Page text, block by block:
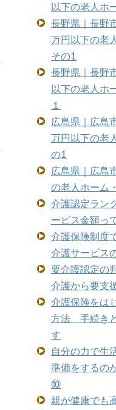
以下の老人ホ
長野県｜長野
万円以下の老
その1
長野県｜長野
以下の老人ホ
１
広島県｜広島
万円以下の老
の1
広島県｜広島
の老人ホーム
介護認定ラン
ービス金額っ
介護保険制度
介護サービス
要介護認定の
介護から要支
介護保険をは
方法 手続き
す
自分の力で生
準備をするの
⑩
親が健康でも